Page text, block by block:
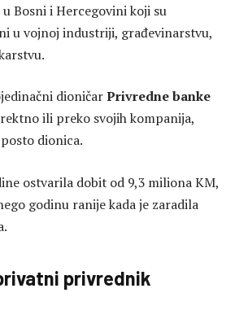
Bosni i Hercegovini koji su
u vojnoj industriji, građevinarstvu,
dioničarPrivredne banke
ili preko svojih kompanija,
dionica.
ostvarila dobit od 9,3 miliona KM,
godinu ranije kada je zaradila
privrednik